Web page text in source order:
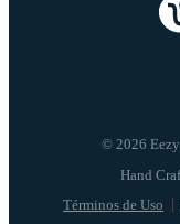
© 2026 Eezy
Términos de Uso